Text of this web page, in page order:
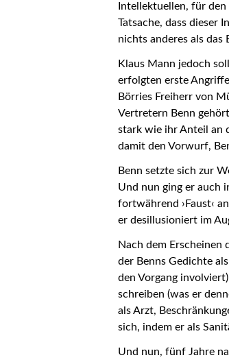
Intellektuellen, für
Tatsache, dass dieser
nichts anderes als das
Klaus Mann jedoch
erfolgten erste
Börries Freiherr von
Vertretern Benn
stark wie ihr Anteil an
damit den Vorwurf,
Benn setzte sich zur
Und nun ging er auch
fortwährend ›Faust‹
er desillusioniert im
Nach dem Erscheinen
der Benns Gedichte
den Vorgang
schreiben (was er
als Arzt,
sich, indem er als
Und nun, fünf Jahre